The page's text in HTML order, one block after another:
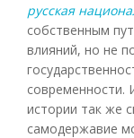
русская
собственным
влияний, но не
современности.
истории так же
самодержавие